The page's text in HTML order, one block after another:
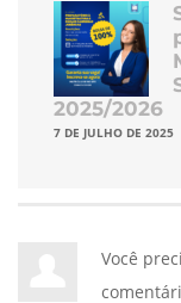
2025/2026
7 DE JULHO DE 2025
Você